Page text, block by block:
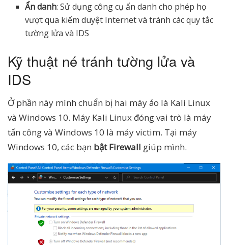
Ẩn danh: Sử dụng công cụ ẩn danh cho phép họ
vượt qua kiểm duyệt Internet và tránh các quy tắc
tường lửa và IDS
Kỹ thuật né tránh tường lửa và
IDS
Ở phần này mình chuẩn bị hai máy ảo là Kali Linux
và Windows 10. Máy Kali Linux đóng vai trò là máy
tấn công và Windows 10 là máy victim. Tại máy
Windows 10, các bạn bật Firewall giúp mình.